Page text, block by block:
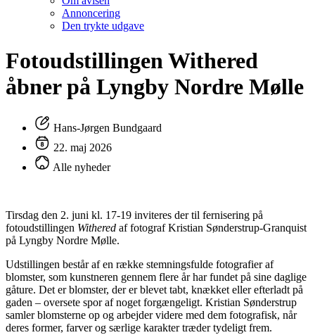
Annoncering
Den trykte udgave
Fotoudstillingen Withered
åbner på Lyngby Nordre Mølle
Hans-Jørgen Bundgaard
22. maj 2026
Alle nyheder
Tirsdag den 2. juni kl. 17-19 inviteres der til fernisering på
fotoudstillingen Withered af fotograf Kristian Sønderstrup-Granquist
på Lyngby Nordre Mølle.
Udstillingen består af en række stemningsfulde fotografier af
blomster, som kunstneren gennem flere år har fundet på sine daglige
gåture. Det er blomster, der er blevet tabt, knækket eller efterladt på
gaden – oversete spor af noget forgængeligt. Kristian Sønderstrup
samler blomsterne op og arbejder videre med dem fotografisk, når
deres former, farver og særlige karakter træder tydeligt frem.